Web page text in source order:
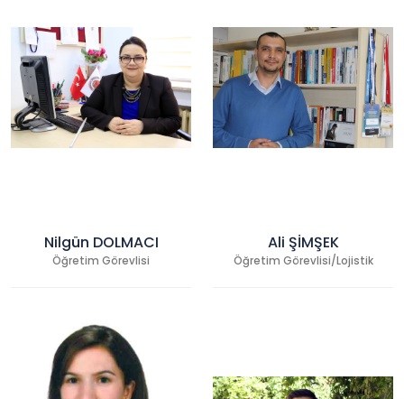
Nilgün DOLMACI
Öğretim Görevlisi
Ali ŞİMŞEK
Öğretim Görevlisi/Lojistik